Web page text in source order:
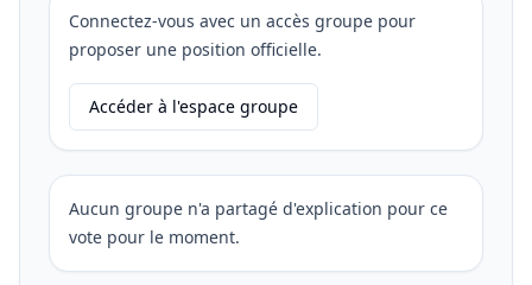
Connectez-vous avec un accès groupe pour
proposer une position officielle.
Accéder à l'espace groupe
Aucun groupe n'a partagé d'explication pour ce
vote pour le moment.